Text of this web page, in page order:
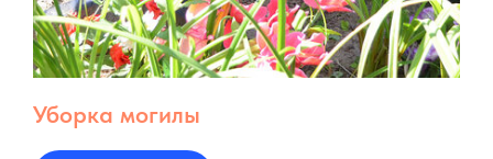
Уборка могилы